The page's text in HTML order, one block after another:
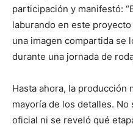
participación y manifestó:
laburando en este
una imagen compartida se
durante una jornada de
Hasta ahora, la producción
mayoría de los detalles.
oficial ni se reveló qué